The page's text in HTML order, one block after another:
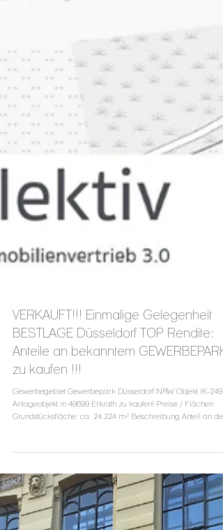
VERKAUFT!!! Einmalige Gelegenheit
BESTLAGE Düsseldorf TOP Rendite: